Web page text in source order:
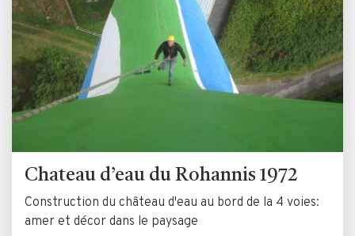
Chateau d’eau du Rohannis 1972
Construction du château d'eau au bord de la 4 voies:
amer et décor dans le paysage